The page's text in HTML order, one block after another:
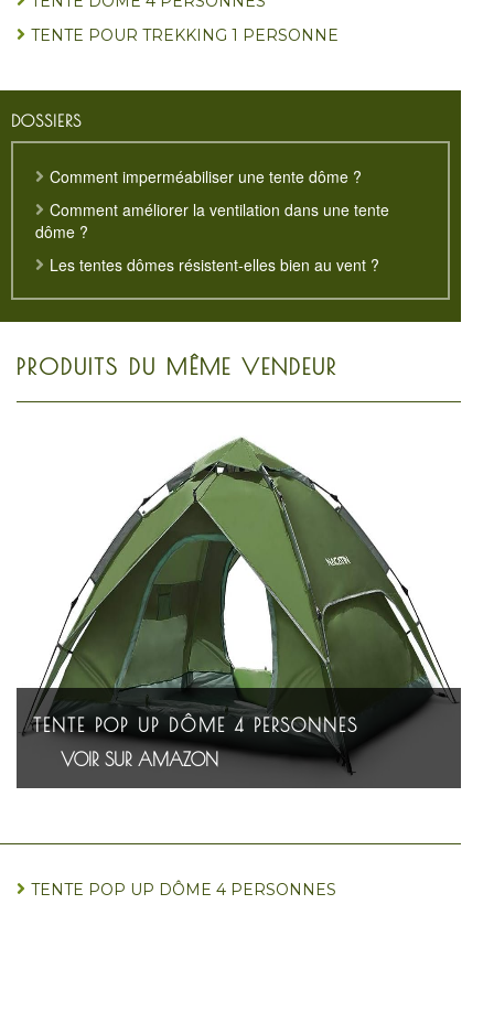
TENTE POUR TREKKING 1 PERSONNE
DOSSIERS
Comment imperméabiliser une tente dôme ?
Comment améliorer la ventilation dans une tente
dôme ?
Les tentes dômes résistent-elles bien au vent ?
PRODUITS DU MÊME VENDEUR
TENTE POP UP DÔME 4 PERSONNES
VOIR SUR AMAZON
TENTE POP UP DÔME 4 PERSONNES